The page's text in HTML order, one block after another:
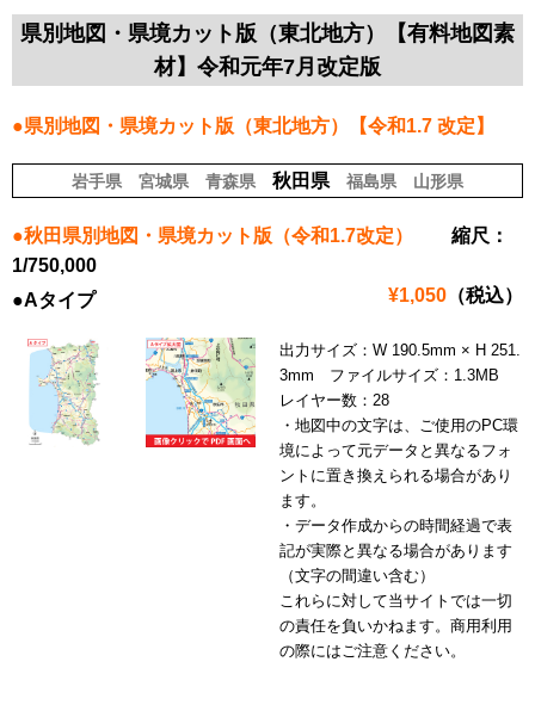
県別地図・県境カット版（東北地方）【有料地図素
材】令和元年7月改定版
●県別地図・県境カット版（東北地方）【令和1.7 改定】
岩手県 宮城県 青森県 秋田県 福島県 山形県
●秋田県別地図・県境カット版（令和1.7改定） 縮尺：
1/750,000
¥1,050 （税込）
●Aタイプ
出力サイズ：W 190.5mm × H 251.
3mm ファイルサイズ：1.3MB
レイヤー数：28
・地図中の文字は、ご使用のPC環
境によって元データと異なるフォ
ントに置き換えられる場合があり
ます。
・データ作成からの時間経過で表
記が実際と異なる場合があります
（文字の間違い含む）
これらに対して当サイトでは一切
の責任を負いかねます。商用利用
の際にはご注意ください。